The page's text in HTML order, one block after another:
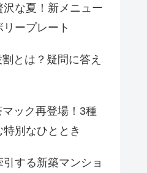
な夏！新メニュー
ープレート
とは？疑問に答え
ック再登場！3種
別なひととき
する新築マンショ